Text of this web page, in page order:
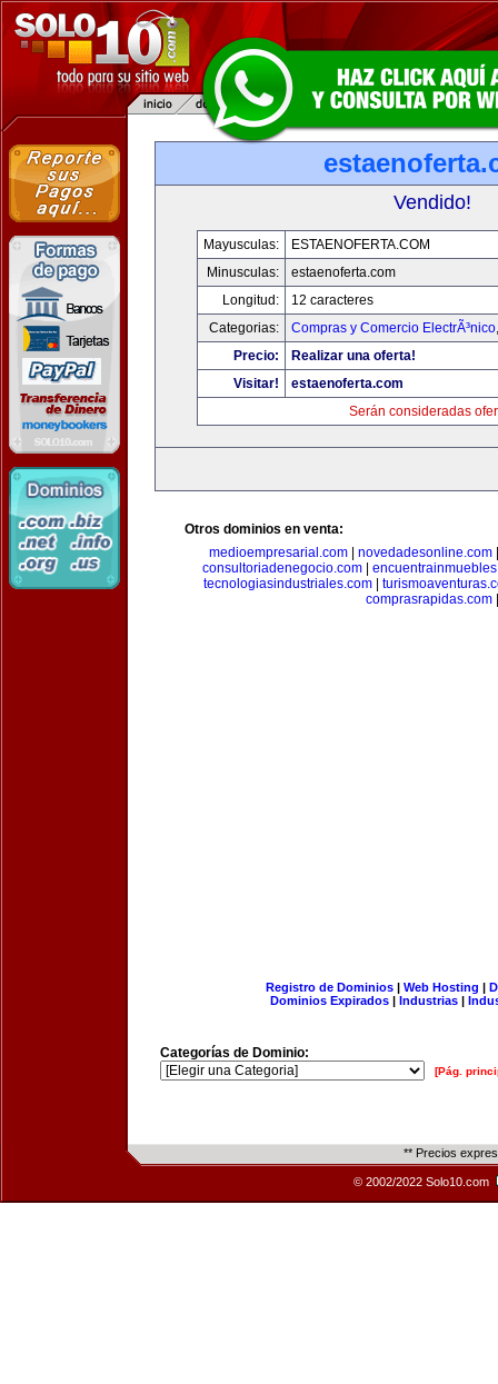
Vendido!
Mayusculas:
ESTAENOFERTA.COM
Minusculas:
estaenoferta.com
Longitud:
12 caracteres
Categorias:
Compras y Comercio ElectrÃ³nico
Precio:
Realizar una oferta!
Visitar!
estaenoferta.com
Serán consideradas
Otros dominios en venta:
medioempresarial.com| novedadesonline.com
consultoriadenegocio.com|
tecnologiasindustriales.com|
comprasrapidas.com
Registro de Dominios| Web Hosting |
Dominios Expirados | Industrias |
Categorías de Dominio:
[Pág.
** Precios
© 2002/2022 Solo10.com